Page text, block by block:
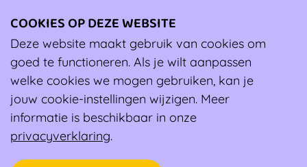
Ambassadeur
COOKIES OP DEZE WEBSITE
Deze website maakt gebruik van cookies om
goed te functioneren. Als je wilt aanpassen
welke cookies we mogen gebruiken, kan je
jouw cookie-instellingen wijzigen. Meer
informatie is beschikbaar in onze
privacyverklaring.